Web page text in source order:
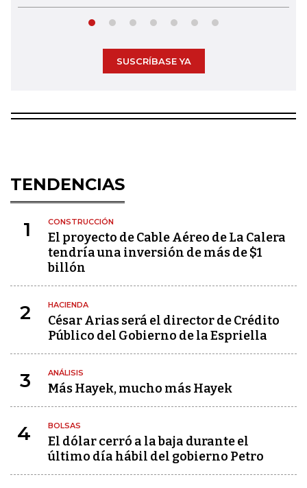
SUSCRÍBASE YA
TENDENCIAS
1 CONSTRUCCIÓN
El proyecto de Cable Aéreo de La Calera
tendría una inversión de más de $1
billón
2 HACIENDA
César Arias será el director de Crédito
Público del Gobierno de la Espriella
3 ANÁLISIS
Más Hayek, mucho más Hayek
4 BOLSAS
El dólar cerró a la baja durante el
último día hábil del gobierno Petro